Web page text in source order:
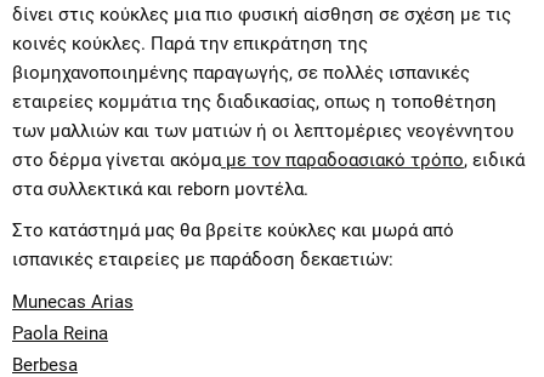
δίνει στις κούκλες μια πιο φυσική αίσθηση σε σχέση με τις
κοινές κούκλες. Παρά την επικράτηση της
βιομηχανοποιημένης παραγωγής, σε πολλές ισπανικές
εταιρείες κομμάτια της διαδικασίας, οπως η τοποθέτηση
των μαλλιών και των ματιών ή οι λεπτομέριες νεογέννητου
στο δέρμα γίνεται ακόμα με τον παραδοασιακό τρόπο, ειδικά
στα συλλεκτικά και reborn μοντέλα.
Στο κατάστημά μας θα βρείτε κούκλες και μωρά από
ισπανικές εταιρείες με παράδοση δεκαετιών:
Munecas Arias
Paola Reina
Berbesa